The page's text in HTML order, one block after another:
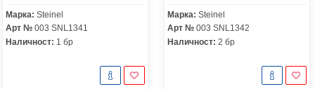
Марка: Steinel
Арт № 003 SNL1341
Наличност: 1 бр
Марка: Steinel
Арт № 003 SNL1342
Наличност: 2 бр